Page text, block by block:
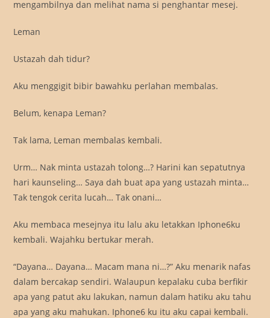
mengambilnya dan melihat nama si penghantar mesej.
Leman
Ustazah dah tidur?
Aku menggigit bibir bawahku perlahan membalas.
Belum, kenapa Leman?
Tak lama, Leman membalas kembali.
Urm… Nak minta ustazah tolong…? Harini kan sepatutnya
hari kaunseling… Saya dah buat apa yang ustazah minta…
Tak tengok cerita lucah… Tak onani…
Aku membaca mesejnya itu lalu aku letakkan Iphone6ku
kembali. Wajahku bertukar merah.
“Dayana… Dayana… Macam mana ni…?” Aku menarik nafas
dalam bercakap sendiri. Walaupun kepalaku cuba berfikir
apa yang patut aku lakukan, namun dalam hatiku aku tahu
apa yang aku mahukan. Iphone6 ku itu aku capai kembali.